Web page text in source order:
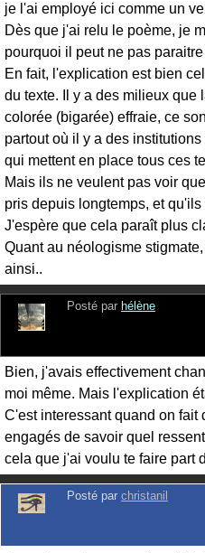
je l'ai employé ici comme un
Dès que j'ai relu le poème, je
pourquoi il peut ne pas
En fait, l'explication est bien
du texte. Il y a des milieux que
colorée (bigarée) effraie, ce
partout où il y a des
qui mettent en place tous ces
Mais ils ne veulent pas voir
pris depuis longtemps, et
J'espère que cela paraît plus
Quant au néologisme
ainsi..
Posté par hélène
Bien, j'avais effectivement
moi même. Mais l'explication
C'est interessant quand on fait
engagés de savoir quel
cela que j'ai voulu te faire part
Posté par christanil